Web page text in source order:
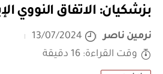
بزشكيان: الاتفاق النووي
نرمين ناصر
13/07/2024
وقت القراءة: 16 دقيقة